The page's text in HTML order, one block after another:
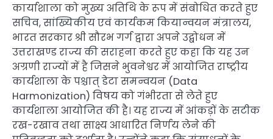
कार्याशाला को मुख्य अतिथि के रूप में संबोधित करते हुए
सचिव, सांख्यिकीय एवं कार्यकम कियान्वयन मंत्रालय,
भारत सरकार श्री सौरभ गर्ग द्वारा अपने उद्बोधन में
उत्तराखण्ड राज्य की सराहना करते हुए कहा कि यह उन
अग्रणी राज्यों में है जिसने भुवनेश्वर में आयोजित राष्ट्रीय
कार्यशाला के पश्चात् डेटा समन्वयन (Data
Harmonization) विषय को गंभीरता से लेते हुए
कार्यशाला आयोजित की है। यह राज्य में आंकड़ों के सटीक
रख-रखाव तथा साक्ष्य आधारित निर्णय लेने की